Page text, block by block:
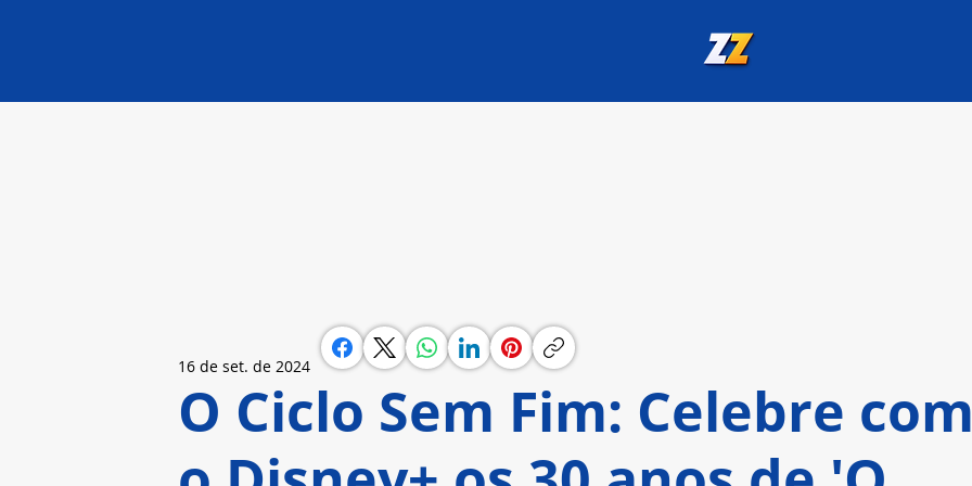
O Ciclo Sem Fim: Celebre
16 de set. de 2024